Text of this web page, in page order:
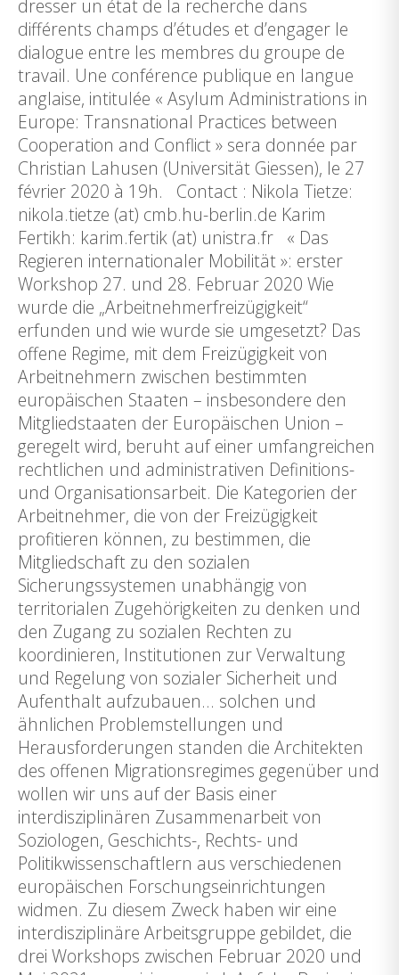
dresser un état de la recherche dans
différents champs d’études et d’engager le
dialogue entre les membres du groupe de
travail. Une conférence publique en langue
anglaise, intitulée « Asylum Administrations in
Europe: Transnational Practices between
Cooperation and Conflict » sera donnée par
Christian Lahusen (Universität Giessen), le 27
février 2020 à 19h. Contact : Nikola Tietze:
nikola.tietze (at) cmb.hu-berlin.de Karim
Fertikh: karim.fertik (at) unistra.fr « Das
Regieren internationaler Mobilität »: erster
Workshop 27. und 28. Februar 2020 Wie
wurde die „Arbeitnehmerfreizügigkeit“
erfunden und wie wurde sie umgesetzt? Das
offene Regime, mit dem Freizügigkeit von
Arbeitnehmern zwischen bestimmten
europäischen Staaten – insbesondere den
Mitgliedstaaten der Europäischen Union –
geregelt wird, beruht auf einer umfangreichen
rechtlichen und administrativen Definitions-
und Organisationsarbeit. Die Kategorien der
Arbeitnehmer, die von der Freizügigkeit
profitieren können, zu bestimmen, die
Mitgliedschaft zu den sozialen
Sicherungssystemen unabhängig von
territorialen Zugehörigkeiten zu denken und
den Zugang zu sozialen Rechten zu
koordinieren, Institutionen zur Verwaltung
und Regelung von sozialer Sicherheit und
Aufenthalt aufzubauen… solchen und
ähnlichen Problemstellungen und
Herausforderungen standen die Architekten
des offenen Migrationsregimes gegenüber und
wollen wir uns auf der Basis einer
interdisziplinären Zusammenarbeit von
Soziologen, Geschichts-, Rechts- und
Politikwissenschaftlern aus verschiedenen
europäischen Forschungseinrichtungen
widmen. Zu diesem Zweck haben wir eine
interdisziplinäre Arbeitsgruppe gebildet, die
drei Workshops zwischen Februar 2020 und